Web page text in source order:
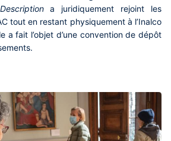
Descriptiona juridiquement rejoint les
tout en restant physiquement à l’Inalco
a fait l’objet d’une convention de dépôt